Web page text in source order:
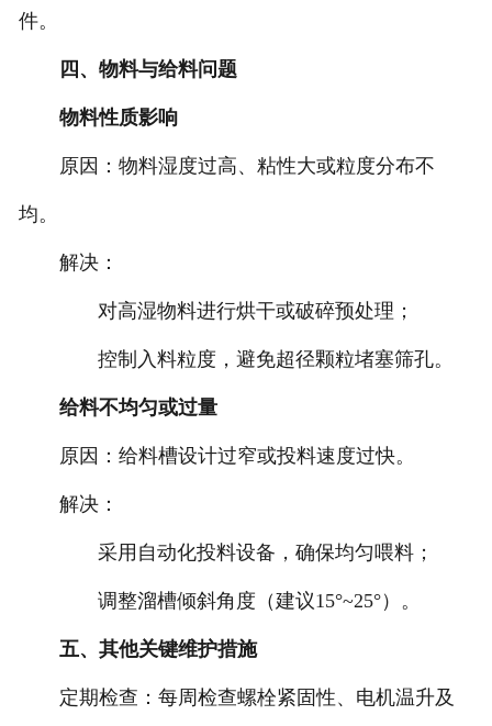
件‌。
四、物料与给料问题
‌物料性质影响‌
‌原因‌：物料湿度过高、粘性大或粒度分布不
均‌。
‌解决‌：
对高湿物料进行烘干或破碎预处理‌；
控制入料粒度，避免超径颗粒堵塞筛孔‌。
‌给料不均匀或过量‌
‌原因‌：给料槽设计过窄或投料速度过快‌。
‌解决‌：
采用自动化投料设备，确保均匀喂料‌；
调整溜槽倾斜角度（建议15°~25°）‌。
五、其他关键维护措施
‌定期检查‌：每周检查螺栓紧固性、电机温升及